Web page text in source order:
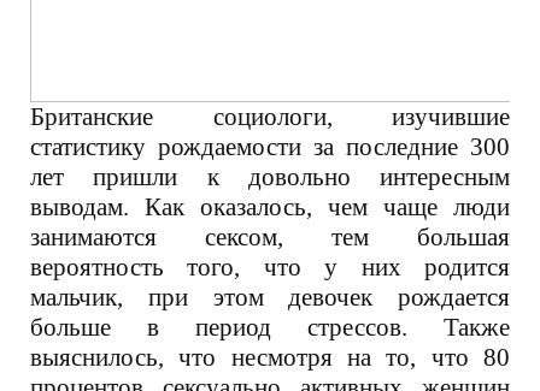
Британские социологи, изучившие
статистику рождаемости за последние 300
лет пришли к довольно интересным
выводам. Как оказалось, чем чаще люди
занимаются сексом, тем большая
вероятность того, что у них родится
мальчик, при этом девочек рождается
больше в период стрессов. Также
выяснилось, что несмотря на то, что 80